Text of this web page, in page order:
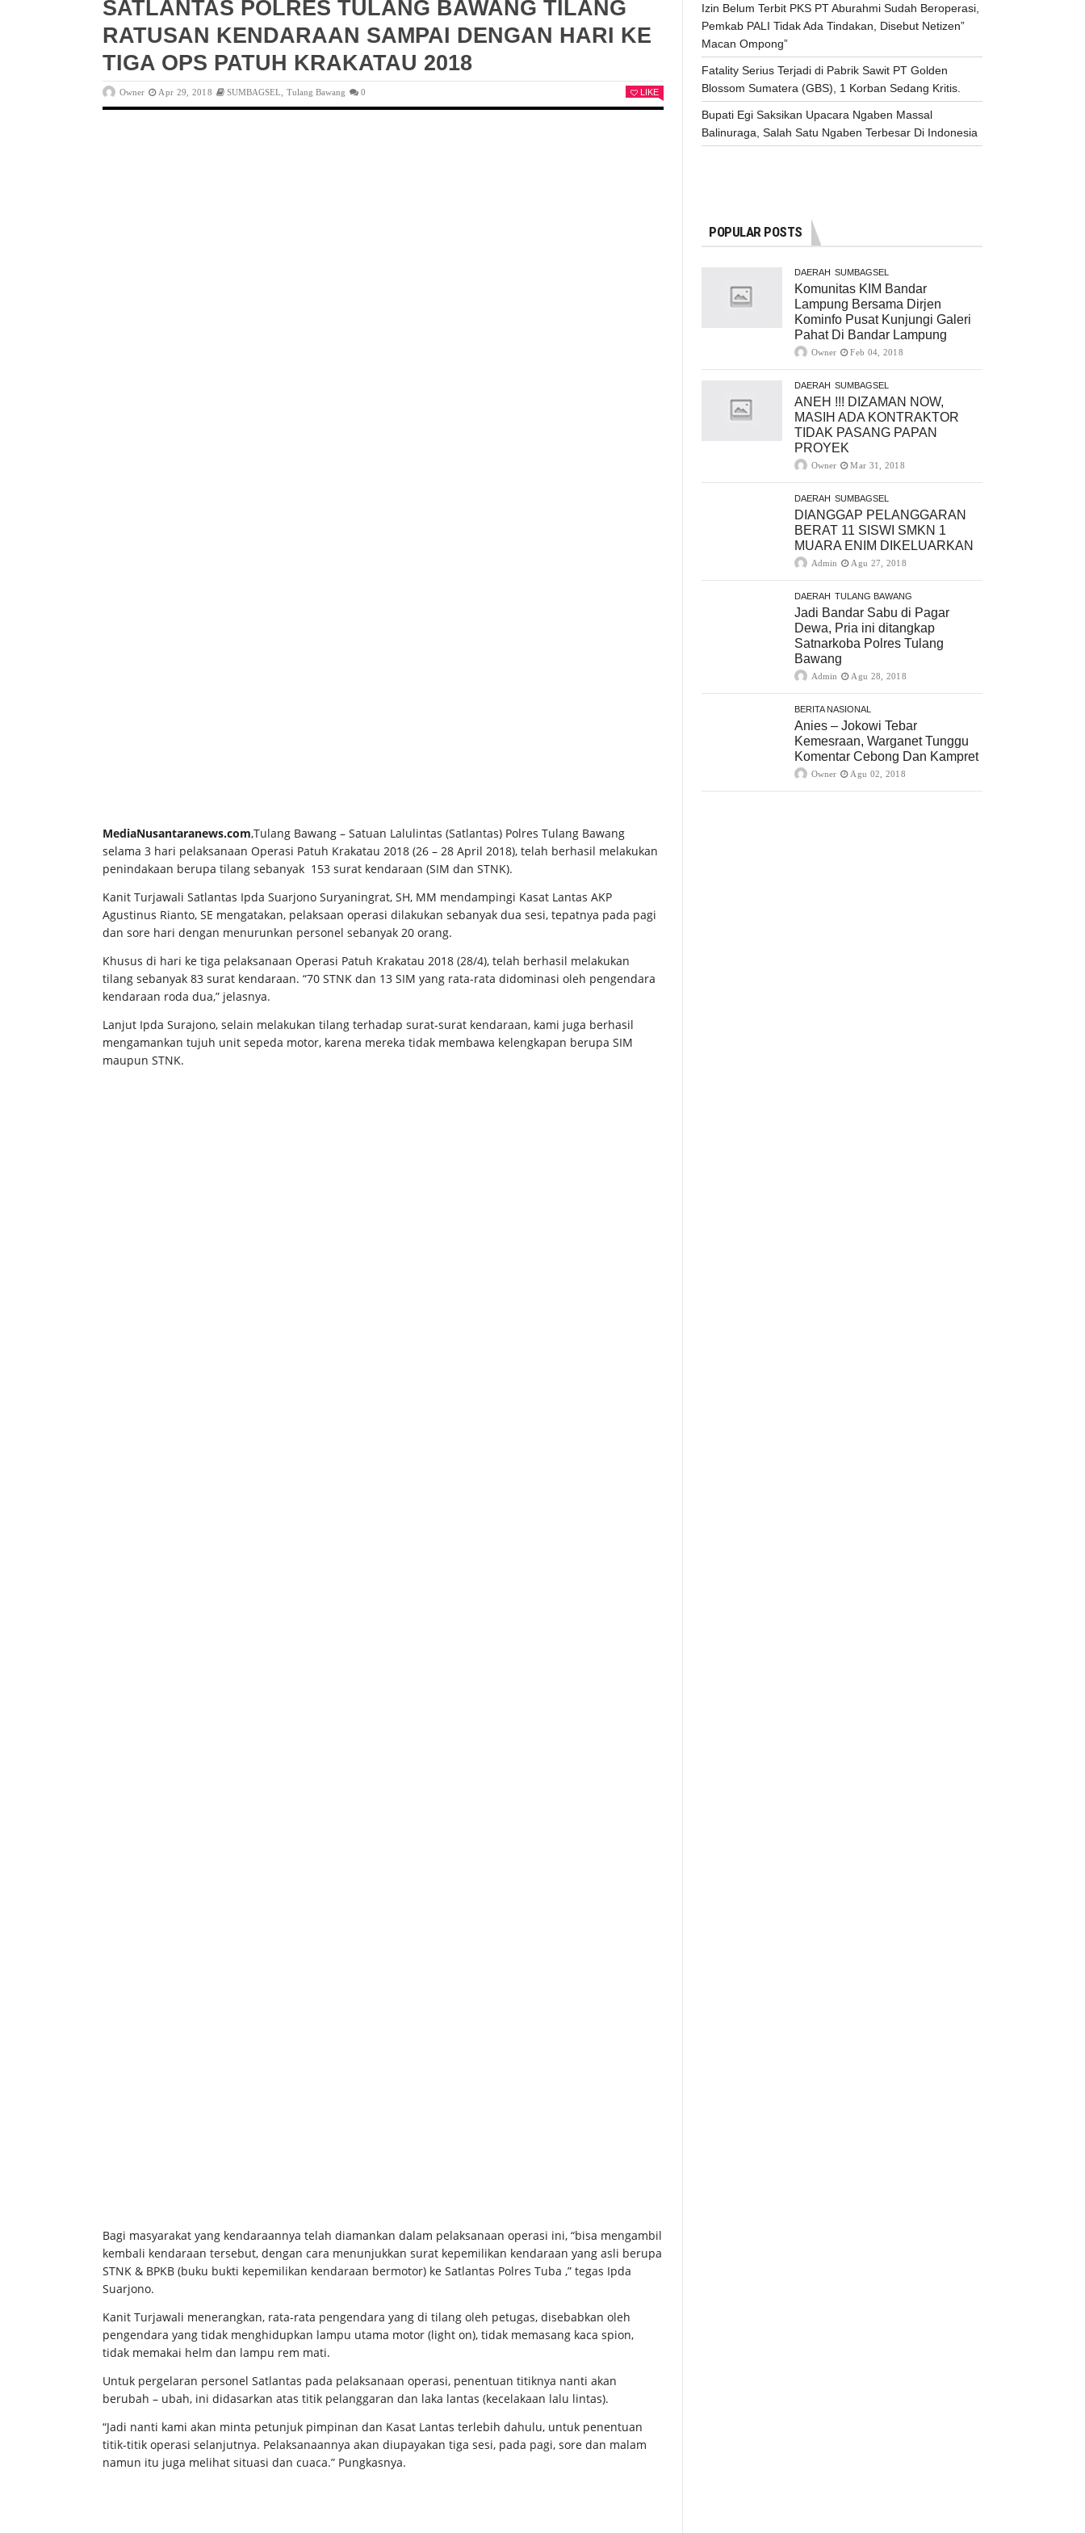
SATLANTAS POLRES TULANG BAWANG TILANG
RATUSAN KENDARAAN SAMPAI DENGAN HARI KE
TIGA OPS PATUH KRAKATAU 2018
Owner Apr 29, 2018 SUMBAGSEL Tulang Bawang 0 LIKE
MediaNusantaranews.com,Tulang Bawang – Satuan Lalulintas (Satlantas) Polres Tulang Bawang
selama 3 hari pelaksanaan Operasi Patuh Krakatau 2018 (26 – 28 April 2018), telah berhasil melakukan
penindakaan berupa tilang sebanyak 153 surat kendaraan (SIM dan STNK).
Kanit Turjawali Satlantas Ipda Suarjono Suryaningrat, SH, MM mendampingi Kasat Lantas AKP
Agustinus Rianto, SE mengatakan, pelaksaan operasi dilakukan sebanyak dua sesi, tepatnya pada pagi
dan sore hari dengan menurunkan personel sebanyak 20 orang.
Khusus di hari ke tiga pelaksanaan Operasi Patuh Krakatau 2018 (28/4), telah berhasil melakukan
tilang sebanyak 83 surat kendaraan. “70 STNK dan 13 SIM yang rata-rata didominasi oleh pengendara
kendaraan roda dua,” jelasnya.
Lanjut Ipda Surajono, selain melakukan tilang terhadap surat-surat kendaraan, kami juga berhasil
mengamankan tujuh unit sepeda motor, karena mereka tidak membawa kelengkapan berupa SIM
maupun STNK.
Bagi masyarakat yang kendaraannya telah diamankan dalam pelaksanaan operasi ini, “bisa mengambil
kembali kendaraan tersebut, dengan cara menunjukkan surat kepemilikan kendaraan yang asli berupa
STNK & BPKB (buku bukti kepemilikan kendaraan bermotor) ke Satlantas Polres Tuba ,” tegas Ipda
Suarjono.
Kanit Turjawali menerangkan, rata-rata pengendara yang di tilang oleh petugas, disebabkan oleh
pengendara yang tidak menghidupkan lampu utama motor (light on), tidak memasang kaca spion,
tidak memakai helm dan lampu rem mati.
Untuk pergelaran personel Satlantas pada pelaksanaan operasi, penentuan titiknya nanti akan
berubah – ubah, ini didasarkan atas titik pelanggaran dan laka lantas (kecelakaan lalu lintas).
“Jadi nanti kami akan minta petunjuk pimpinan dan Kasat Lantas terlebih dahulu, untuk penentuan
titik-titik operasi selanjutnya. Pelaksanaannya akan diupayakan tiga sesi, pada pagi, sore dan malam
namun itu juga melihat situasi dan cuaca.” Pungkasnya.
Izin Belum Terbit PKS PT Aburahmi Sudah Beroperasi,
Pemkab PALI Tidak Ada Tindakan, Disebut Netizen”
Macan Ompong”
Fatality Serius Terjadi di Pabrik Sawit PT Golden
Blossom Sumatera (GBS), 1 Korban Sedang Kritis.
Bupati Egi Saksikan Upacara Ngaben Massal
Balinuraga, Salah Satu Ngaben Terbesar Di Indonesia
POPULAR POSTS
DAERAH SUMBAGSEL
Komunitas KIM Bandar
Lampung Bersama Dirjen
Kominfo Pusat Kunjungi Galeri
Pahat Di Bandar Lampung
Owner Feb 04, 2018
DAERAH SUMBAGSEL
ANEH !!! DIZAMAN NOW,
MASIH ADA KONTRAKTOR
TIDAK PASANG PAPAN
PROYEK
Owner Mar 31, 2018
DAERAH SUMBAGSEL
DIANGGAP PELANGGARAN
BERAT 11 SISWI SMKN 1
MUARA ENIM DIKELUARKAN
Admin Agu 27, 2018
DAERAH TULANG BAWANG
Jadi Bandar Sabu di Pagar
Dewa, Pria ini ditangkap
Satnarkoba Polres Tulang
Bawang
Admin Agu 28, 2018
BERITA NASIONAL
Anies – Jokowi Tebar
Kemesraan, Warganet Tunggu
Komentar Cebong Dan Kampret
Owner Agu 02, 2018